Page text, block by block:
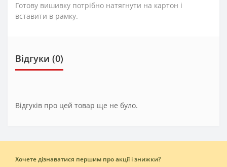
Готову вишивку потрібно натягнути на картон і
вставити в рамку.
Відгуки (0)
Відгуків про цей товар ще не було.
Хочете дізнаватися першим про акції і знижки?